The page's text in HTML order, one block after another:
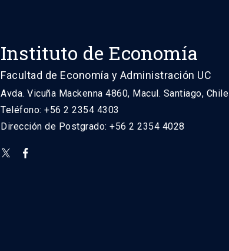
Instituto de Economía
Facultad de Economía y Administración UC
Avda. Vicuña Mackenna 4860, Macul. Santiago, Chile
Teléfono: +56 2 2354 4303
Dirección de Postgrado: +56 2 2354 4028